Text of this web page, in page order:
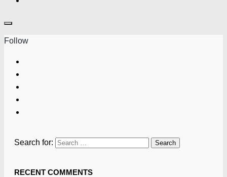
Follow
Search for:
RECENT COMMENTS